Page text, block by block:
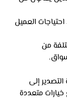
العميل
من
إلى
متعددة